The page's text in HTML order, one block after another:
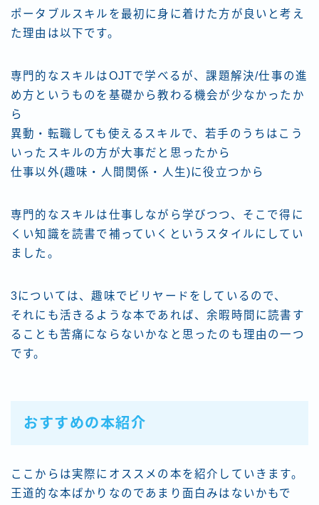
ポータブルスキルを最初に身に着けた方が良いと考え
た理由は以下です。
専門的なスキルはOJTで学べるが、課題解決/仕事の進
め方というものを基礎から教わる機会が少なかったか
ら
異動・転職しても使えるスキルで、若手のうちはこう
いったスキルの方が大事だと思ったから
仕事以外(趣味・人間関係・人生)に役立つから
専門的なスキルは仕事しながら学びつつ、そこで得に
くい知識を読書で補っていくというスタイルにしてい
ました。
3については、趣味でビリヤードをしているので、
それにも活きるような本であれば、余暇時間に読書す
ることも苦痛にならないかなと思ったのも理由の一つ
です。
おすすめの本紹介
ここからは実際にオススメの本を紹介していきます。
王道的な本ばかりなのであまり面白みはないかもで